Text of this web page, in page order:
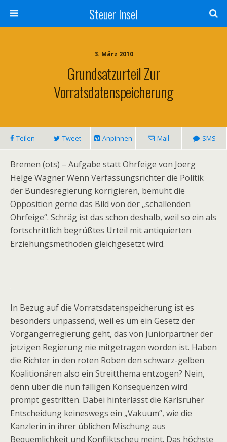
Steuer Insel
3. März 2010
Grundsatzurteil Zur
Vorratsdatenspeicherung
Teilen Tweet Anpinnen Mail SMS
Bremen (ots) – Aufgabe statt Ohrfeige von Joerg
Helge Wagner Wenn Verfassungsrichter die Politik
der Bundesregierung korrigieren, bemüht die
Opposition gerne das Bild von der „schallenden
Ohrfeige“. Schräg ist das schon deshalb, weil so ein als
fortschrittlich begrüßtes Urteil mit antiquierten
Erziehungsmethoden gleichgesetzt wird.
In Bezug auf die Vorratsdatenspeicherung ist es
besonders unpassend, weil es um ein Gesetz der
Vorgängerregierung geht, das von Juniorpartner der
jetzigen Regierung nie mitgetragen worden ist. Haben
die Richter in den roten Roben den schwarz-gelben
Koalitionären also ein Streitthema entzogen? Nein,
denn über die nun fälligen Konsequenzen wird
prompt gestritten. Dabei hinterlässt die Karlsruher
Entscheidung keineswegs ein „Vakuum“, wie die
Kanzlerin in ihrer üblichen Mischung aus
Bequemlichkeit und Konfliktscheu meint. Das höchste